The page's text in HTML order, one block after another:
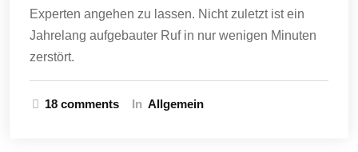
Experten angehen zu lassen. Nicht zuletzt ist ein
Jahrelang aufgebauter Ruf in nur wenigen Minuten
zerstört.
18 comments In Allgemein